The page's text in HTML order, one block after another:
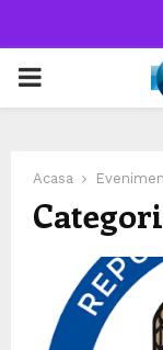
PRIMARY
Acasa